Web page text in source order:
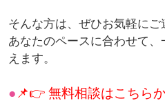
そんな方は、ぜひお気軽にご
あなたのペースに合わせて
えます。
📌👉 無料相談はこちら